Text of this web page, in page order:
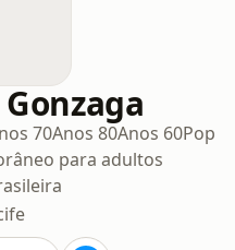
70Anos 80Anos 60Pop
para adultos